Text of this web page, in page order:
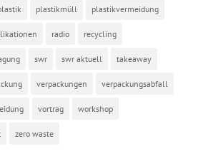
plastikmüll plastikvermeidung
radio recycling
swr swr aktuell takeaway
verpackungen verpackungsabfall
vortrag workshop
zero waste